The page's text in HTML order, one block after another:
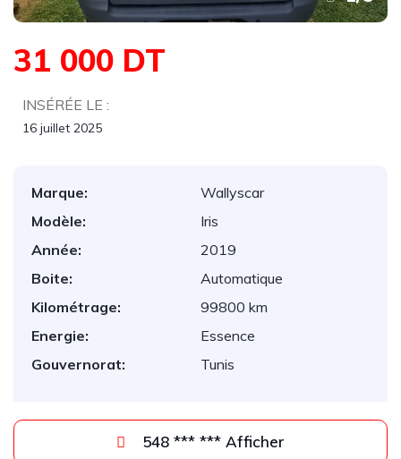
31 000 DT
INSÉRÉE LE :
16 juillet 2025
Marque:
Wallyscar
Modèle:
Iris
Année:
2019
Boite:
Automatique
Kilométrage:
99800 km
Energie:
Essence
Gouvernorat:
Tunis
548 *** *** Afficher